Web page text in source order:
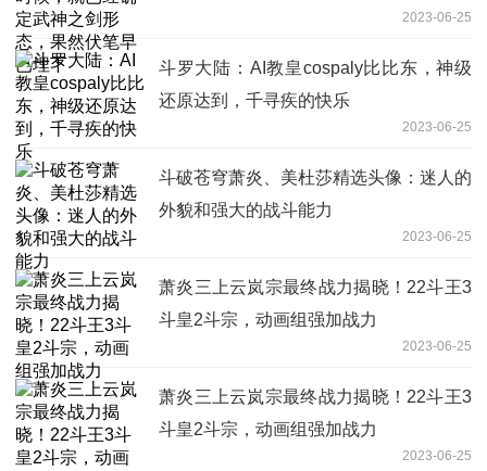
2023-06-25
斗罗大陆：AI教皇cospaly比比东，神级
还原达到，千寻疾的快乐
2023-06-25
斗破苍穹萧炎、美杜莎精选头像：迷人的
外貌和强大的战斗能力
2023-06-25
萧炎三上云岚宗最终战力揭晓！22斗王3
斗皇2斗宗，动画组强加战力
2023-06-25
萧炎三上云岚宗最终战力揭晓！22斗王3
斗皇2斗宗，动画组强加战力
2023-06-25